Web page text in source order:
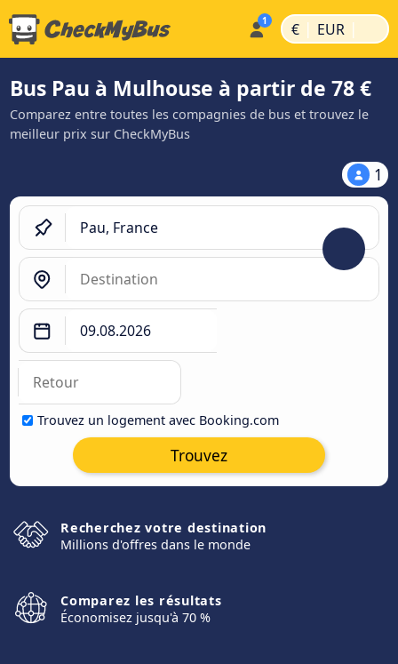
€ | EUR |
Bus Pau à Mulhouse à partir de 78 €
Comparez entre toutes les compagnies de bus et trouvez le
meilleur prix sur CheckMyBus
1
Trouvez un logement avec Booking.com
Trouvez
Recherchez votre destination
Millions d'offres dans le monde
Comparez les résultats
Économisez jusqu'à 70 %